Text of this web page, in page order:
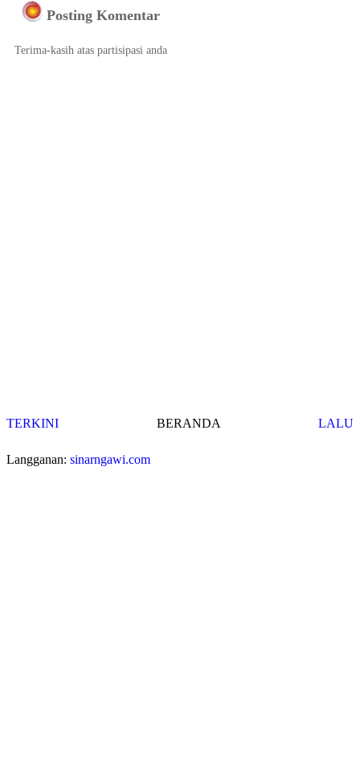
Posting Komentar
Terima-kasih atas partisipasi anda
TERKINI LALU
BERANDA
Langganan: sinarngawi.com